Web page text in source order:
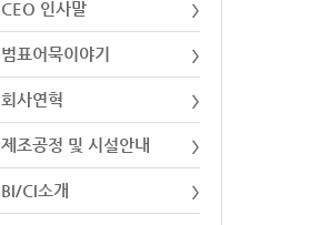
CEO 인사말
범표어묵이야기
회사연혁
제조공정 및 시설안내
BI/CI소개